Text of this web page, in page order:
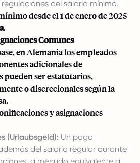
del salario mínimo.
desde el 1 de enero de 2025
.
Comunes
en Alemania los empleados
adicionales de
pueden ser estatutarios,
o discrecionales según la
y asignaciones
(Urlaubsgeld): Un pago
del salario regular durante